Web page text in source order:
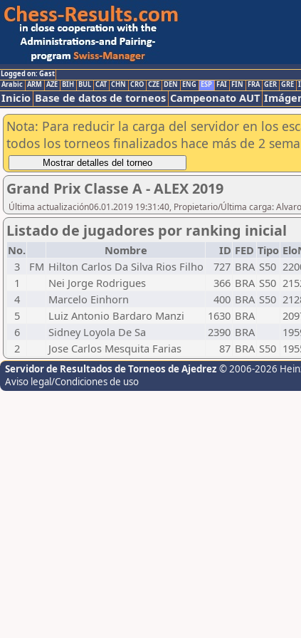
Logged on: Gast
Arabic ARM AZE BIH BUL CAT CHN CRO CZE DEN ENG ESP FAI FIN FRA GER GRE
Inicio Base de datos de torneos Campeonato AUT
Nota: Para reducir la carga del servidor en los
todos los torneos finalizados hace más de 2
Grand Prix Classe A - ALEX 2019
Última actualización06.01.2019 19:31:40, Propietario/Última carga:
Listado de jugadores por ranking inicial
No. Nombre ID FED Tipo
3
FM Hilton Carlos Da Silva Rios Filho 727 BRA S50
1
Nei Jorge Rodrigues 366 BRA S50
4
Marcelo Einhorn 400 BRA S50
5
Luiz Antonio Bardaro Manzi 1630 BRA
6
Sidney Loyola De Sa 2390 BRA
2
Jose Carlos Mesquita Farias 87 BRA S50
Servidor de Resultados de Torneos de Ajedrez © 2006-2026
Aviso legal/Condiciones de uso